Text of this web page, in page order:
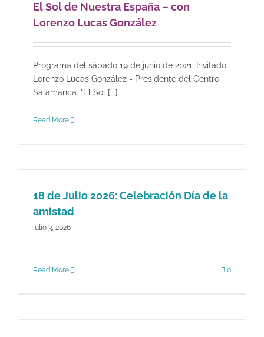
El Sol de Nuestra España – con
Lorenzo Lucas González
Programa del sábado 19 de junio de 2021. Invitado:
Lorenzo Lucas González - Presidente del Centro
Salamanca. "El Sol [...]
Read More
18 de Julio 2026: Celebración Día de la
amistad
julio 3, 2026
Read More 0